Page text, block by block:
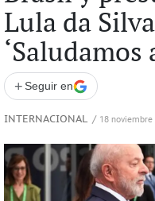
Lula da
‘Saludamos
+ Seguir en
INTERNACIONAL / 18 noviembre